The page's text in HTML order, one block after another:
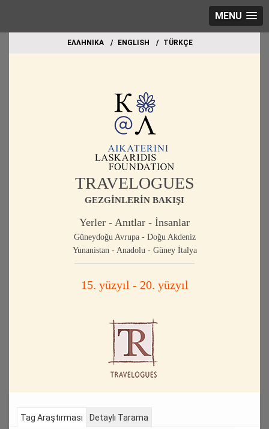
MENU
EΛΛΗΝΙΚΑ ΕΝGLISH TÜRKÇE
TRAVELOGUES
GEZGİNLERİN BAKIŞI
Yerler - Anıtlar - İnsanlar
Güneydoğu Avrupa - Doğu Akdeniz
Yunanistan - Anadolu - Güney İtalya
15. yüzyıl - 20. yüzyıl
Tag Araştırması Detaylı Tarama